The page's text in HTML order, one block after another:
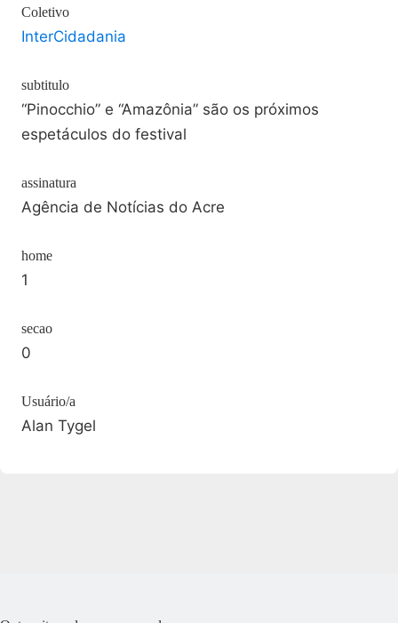
Coletivo
InterCidadania
subtitulo
“Pinocchio” e “Amazônia” são os próximos
espetáculos do festival
assinatura
Agência de Notícias do Acre
home
1
secao
0
Usuário/a
Alan Tygel